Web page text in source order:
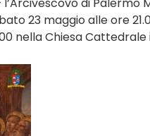
23 maggio alle ore
nella Chiesa